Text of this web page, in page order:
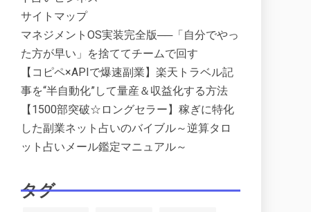
サイトマップ
マネジメントOS実装完全版──「自分でやっ
た方が早い」を捨ててチームで回す
【コピペ×APIで爆速副業】楽天トラベル記
事を“半自動化”して量産＆収益化する方法
【1500部突破☆ロングセラー】稼ぎに特化
した副業ネット占いのバイブル～逆算タロ
ット占いメール鑑定マニュアル～
タグ